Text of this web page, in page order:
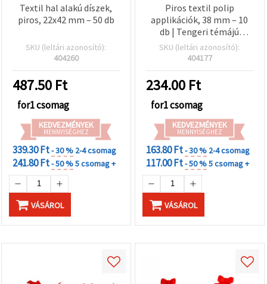
preferenciáit
az adott
Fogadja
el
mindet
Beállítások
Textil hal alakú díszek,
piros, 22x42 mm – 50 db
SKU (leltári azonosító):
404260
487.50 Ft
for1 csomag
KEDVEZMÉNYEK
MENNYISÉGHEZ
339.30 Ft- 30 % 2-4 csomag
241.80 Ft- 50 %5 csomag +
VÁSÁROL
Piros textil polip
applikációk, 38 mm – 10
db | Tengeri témájú
kézműves díszítőelemek
DIY-hoz,
kiegészítőkhöz
SKU (leltári azonosító):
404177
234.00 Ft
for1 csomag
KEDVEZMÉNYEK
MENNYISÉGHEZ
163.80 Ft- 30 % 2-4 csomag
117.00 Ft- 50 %5 csomag +
VÁSÁROL